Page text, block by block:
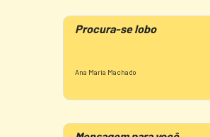
Procura-se lobo
Ana Maria Machado